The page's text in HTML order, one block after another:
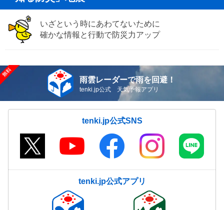
いざという時にあわてないために
確かな情報と行動で防災力アップ
雨雲レーダーで雨を回避！
tenki.jp公式 天気予報アプリ
tenki.jp公式SNS
tenki.jp公式アプリ